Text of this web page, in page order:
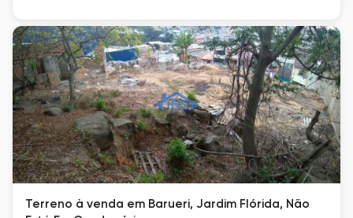
Terreno à venda em Barueri, Jardim Flórida, Não